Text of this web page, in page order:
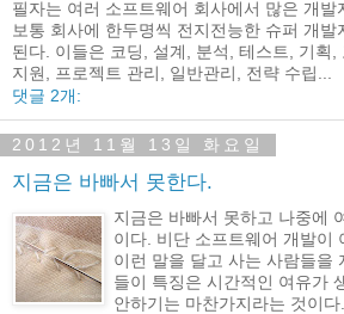
필자는 여러 소프트웨어 회사에서 많은 개발
보통 회사에 한두명씩 전지전능한 슈퍼 개발
된다. 이들은 코딩, 설계, 분석, 테스트, 기획,
지원, 프로젝트 관리, 일반관리, 전략 수립...
댓글 2개:
2012년 11월 13일 화요일
지금은 바빠서 못한다.
지금은 바빠서 못하고 나중에
이다. 비단 소프트웨어 개발이
이런 말을 달고 사는 사람들을
들이 특징은 시간적인 여유가
안하기는 마찬가지라는 것이다.